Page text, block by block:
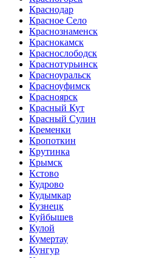
Краснодар
Красное Село
Краснознаменск
Краснокамск
Краснослободск
Краснотурьинск
Красноуральск
Красноуфимск
Красноярск
Красный Кут
Красный Сулин
Кременки
Кропоткин
Крутинка
Крымск
Кстово
Кудрово
Кудымкар
Кузнецк
Куйбышев
Кулой
Кумертау
Кунгур